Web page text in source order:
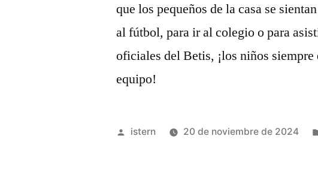
que los pequeños de la casa se
al fútbol, para ir al colegio o para
oficiales del Betis, ¡los niños siempre
equipo!
Publicado
istern 20 de noviembre de 2024